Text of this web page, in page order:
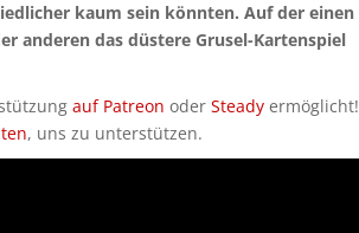
kaum sein könnten. Auf der einen
anderen das düstere Grusel-Kartenspiel
auf Patreon oder Steady ermöglicht!
, uns zu unterstützen.